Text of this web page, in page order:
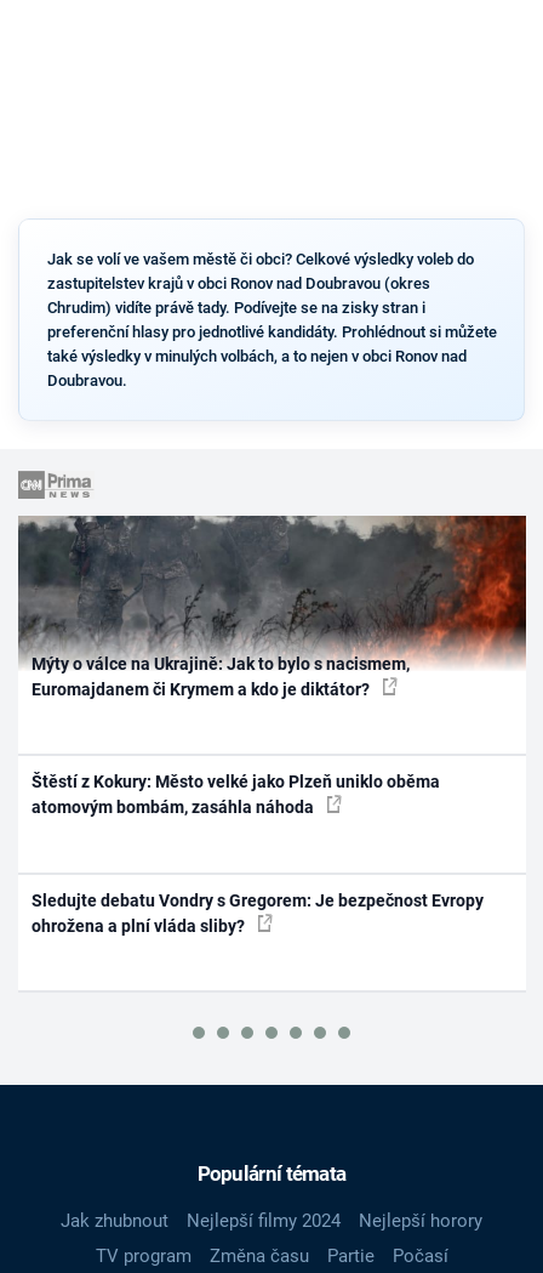
Jak se volí ve vašem městě či obci? Celkové výsledky voleb do
zastupitelstev krajů v obci Ronov nad Doubravou (okres
Chrudim) vidíte právě tady. Podívejte se na zisky stran i
preferenční hlasy pro jednotlivé kandidáty. Prohlédnout si můžete
také výsledky v minulých volbách, a to nejen v obci Ronov nad
Doubravou.
Mýty o válce na Ukrajině: Jak to bylo s nacismem,
Euromajdanem či Krymem a kdo je diktátor?
Štěstí z Kokury: Město velké jako Plzeň uniklo oběma
atomovým bombám, zasáhla náhoda
Sledujte debatu Vondry s Gregorem: Je bezpečnost Evropy
ohrožena a plní vláda sliby?
Populární témata
Jak zhubnout Nejlepší filmy 2024
Nejlepší horory
TV program
Změna času Partie
Počasí